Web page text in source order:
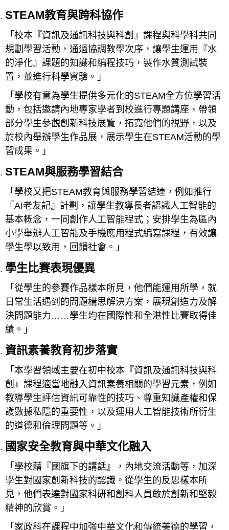
STEAM教育與跨科協作
「校本『資訊及通訊科技與科創』課程與科學科共同
規劃學習活動，通過協調教學次序，讓學生運用『水
的淨化』課題的知識和編程技巧，製作水質測試裝
置，並進行科學實驗。」
「學校有意為學生提供多元化的STEAM全方位學習活
動，包括邀請內地專家學者到校進行專題講座、帶領
部分學生參觀創新科技展覽，拓寬他們的視野，以及
於校內舉辦學生作品展，展示學生在STEAM活動的學
習成果。」
STEAM與服務學習結合
「學校又把STEAM教育與服務學習結連，例如推行
『AI老友記』計劃，讓學生教導長者認識人工智能的
基本概念，一同創作人工智能程式；安排學生為區內
小學舉辦人工智能及手機應用程式編寫課程，有效讓
學生學以致用，回饋社會。」
學生比賽表現優異
「從學生的參賽作品樣本所見，他們能運用所學，就
日常生活遇到的問題構思解決方案，展現創造力及解
決問題能力……學生均在國際性和全港性比賽取得佳
績。」
資訊素養教育初步落實
「本學習領域主要在初中校本『資訊及通訊科技與科
創』課程適當地融入資訊素養相關的學習元素，例如
教導學生評估資訊可靠性的技巧、尊重知識產權和保
護數據私隱的重要性，以及運用人工智能技術所衍生
的道德和倫理問題等。」
國家安全教育與中華文化融入
「學校藉『國旗下的講話』，內地交流活動等，加深
學生對國家創新科技的認識。從學生的反思樣本所
見，他們表達對國家科研和創科人員敢於創新和堅毅
精神的欣賞。」
「家政科在課程中加強中華文化和傳統美德的學習，